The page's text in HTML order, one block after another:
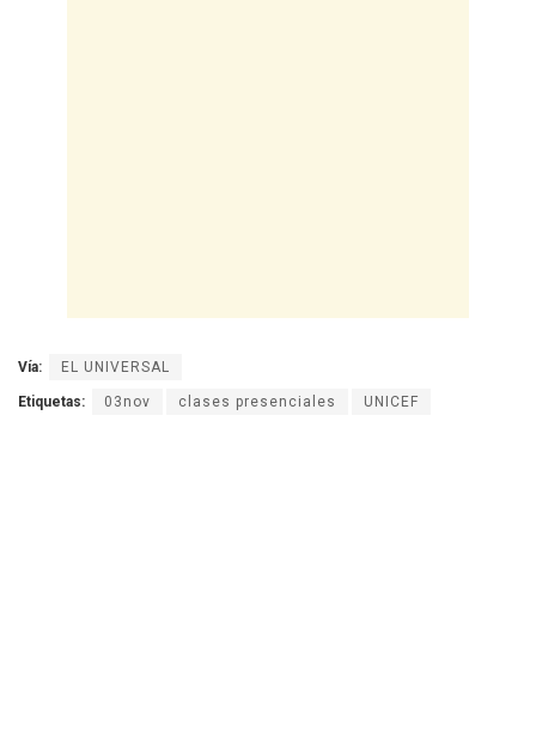
Vía: EL UNIVERSAL
Etiquetas: 03nov clases presenciales UNICEF